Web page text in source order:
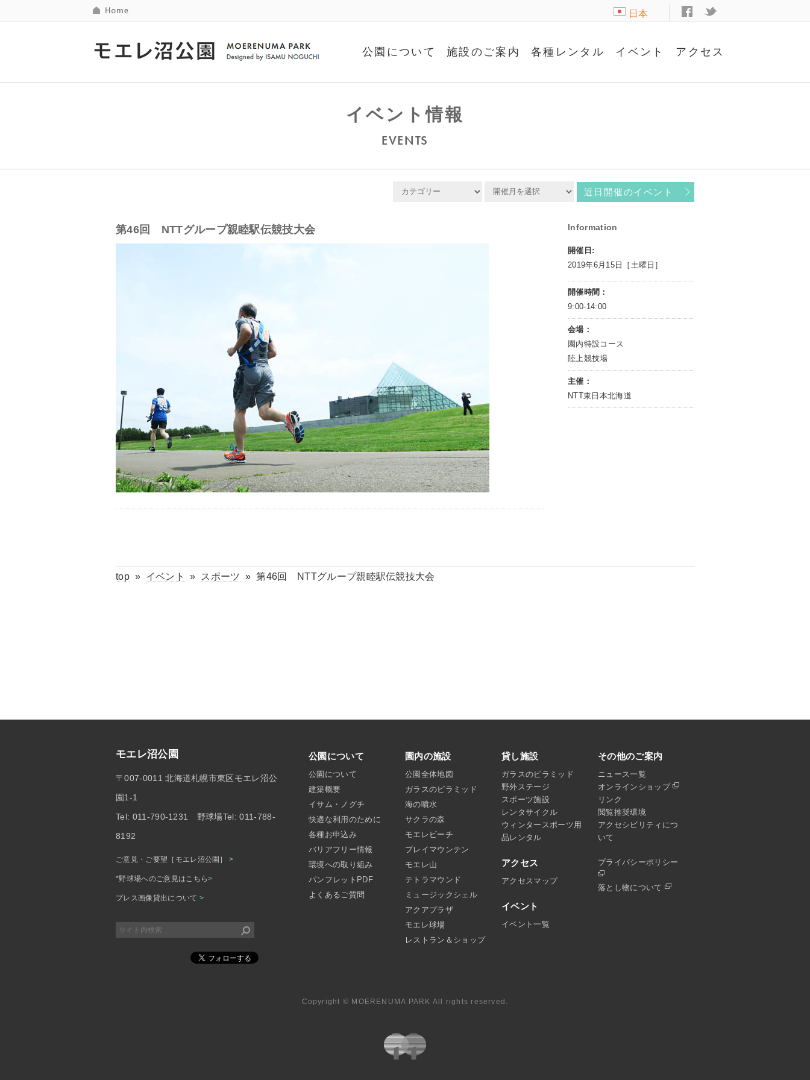
日本
公園について 施設のご案内 各種レンタル イベント アクセス
イベント情報
EVENTS
近日開催のイベント
第46回 NTTグループ親睦駅伝競技大会 Information
開催日:
2019年6月15日［土曜日］
開催時間：
9:00-14:00
会場：
園内特設コース
陸上競技場
主催：
NTT東日本北海道
top» イベント » スポーツ »第46回 NTTグループ親睦駅伝競技大会
モエレ沼公園
〒007-0011 北海道札幌市東区モエレ沼公
園1-1
Tel: 011-790-1231 野球場Tel: 011-788-
8192
ご意見・ご要望［モエレ沼公園］>
*野球場へのご意見はこちら>
プレス画像貸出について >
公園について
公園について
建築概要
イサム・ノグチ
快適な利用のために
各種お申込み
バリアフリー情報
環境への取り組み
パンフレットPDF
よくあるご質問
園内の施設
公園全体地図
ガラスのピラミッド
海の噴水
サクラの森
モエレビーチ
プレイマウンテン
モエレ山
テトラマウンド
ミュージックシェル
アクアプラザ
モエレ球場
レストラン＆ショップ
貸し施設
ガラスのピラミッド
野外ステージ
スポーツ施設
レンタサイクル
ウィンタースポーツ用
品レンタル
アクセス
アクセスマップ
イベント
イベント一覧
その他のご案内
ニュース一覧
オンラインショップ
リンク
閲覧推奨環境
アクセシビリティにつ
いて
プライバシーポリシー
落とし物について
Copyright © MOERENUMA PARK All rights reserved.